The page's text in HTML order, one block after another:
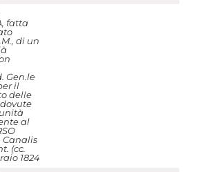
fatta
di un
Gen.le
il
delle
al
Canalis
(cc.
1824